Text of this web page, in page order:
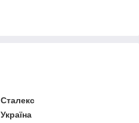
Сталекс
Україна